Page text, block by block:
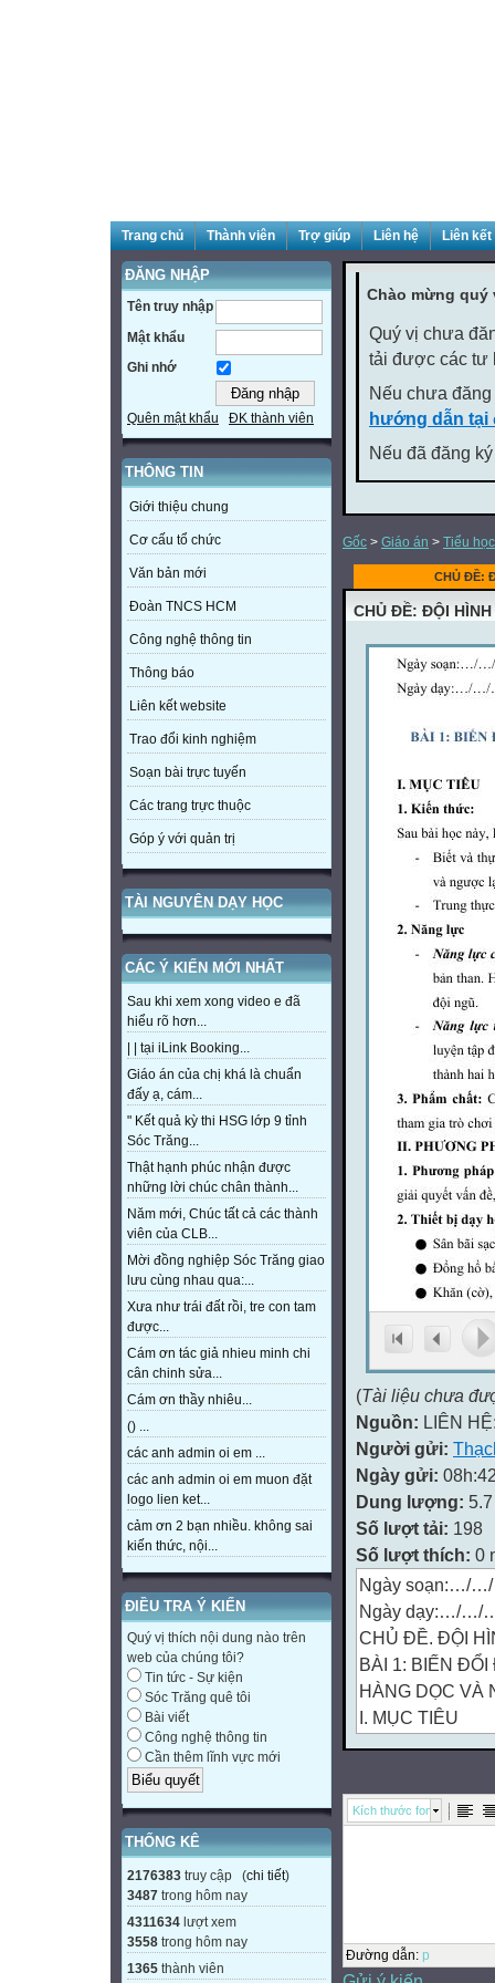
Trang chủ Thành viên Trợ giúp Liên hệ Liên
ĐĂNG NHẬP
Tên truy nhập
Mật khẩu
Ghi nhớ
Quên mật khẩu ĐK thành viên
THÔNG TIN
Giới thiệu chung
Cơ cấu tổ chức
Văn bản mới
Đoàn TNCS HCM
Công nghệ thông tin
Thông báo
Liên kết website
Trao đổi kinh nghiệm
Soạn bài trực tuyến
Các trang trực thuộc
Góp ý với quản trị
TÀI NGUYÊN DẠY HỌC
CÁC Ý KIẾN MỚI NHẤT
Sau khi xem xong video e đã
hiểu rõ hơn...
| | tại iLink Booking...
Giáo án của chị khá là chuẩn
đấy ạ, cám...
" Kết quả kỳ thi HSG lớp 9 tỉnh
Sóc Trăng...
Thật hạnh phúc nhận được
những lời chúc chân thành...
Năm mới, Chúc tất cả các thành
viên của CLB...
Mời đồng nghiệp Sóc Trăng giao
lưu cùng nhau qua:...
Xưa như trái đất rồi, tre con tam
được...
Cám ơn tác giả nhieu minh chi
cân chinh sửa...
Cám ơn thầy nhiêu...
() ...
các anh admin oi em ...
các anh admin oi em muon đặt
logo lien ket...
cảm ơn 2 bạn nhiều. không sai
kiến thức, nội...
ĐIỀU TRA Ý KIẾN
Quý vị thích nội dung nào trên
web của chúng tôi?
Tin tức - Sự kiện
Sóc Trăng quê tôi
Bài viết
Công nghệ thông tin
Cần thêm lĩnh vực mới
THỐNG KÊ
2176383 truy cập (chi tiết)
3487 trong hôm nay
4311634 lượt xem
3558 trong hôm nay
1365 thành viên
Chào mừng quý
Quý vị chưa
tải được các tư
Nếu chưa
hướng dẫn tại
Nếu đã đăng
Gốc > Giáo án > Tiểu học
CHỦ ĐỀ:
CHỦ ĐỀ: ĐỘI
(Tài liệu chưa
Nguồn: LIÊN
Người gửi:
Ngày gửi:
Dung lượng:
Số lượt tải: 198
Số lượt thích: 0
Ngày soạn:…/
Ngày dạy:…/…/
CHỦ ĐỀ. ĐỘI
BÀI 1: BIẾN
HÀNG DỌC VÀ
I. MỤC TIÊU
1. Kiến thức:
• Biết và thực
hành dọc và
rèn luyện đội
Kích thước font
Đường dẫn: p